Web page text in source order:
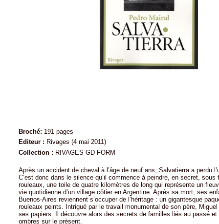
Broché: 191 pages
Editeur : Rivages (4 mai 2011)
Collection : RIVAGES GD FORM
Après un accident de cheval à l’âge de neuf ans, Salvatierra a perdu
C’est donc dans le silence qu’il commence à peindre, en secret, sous
rouleaux, une toile de quatre kilomètres de long qui représente un
vie quotidienne d’un village côtier en Argentine. Après sa mort, ses
Buenos-Aires reviennent s’occuper de l’héritage : un gigantesque
rouleaux peints. Intrigué par le travail monumental de son père,
ses papiers. Il découvre alors des secrets de familles liés au passé et
ombres sur le présent.